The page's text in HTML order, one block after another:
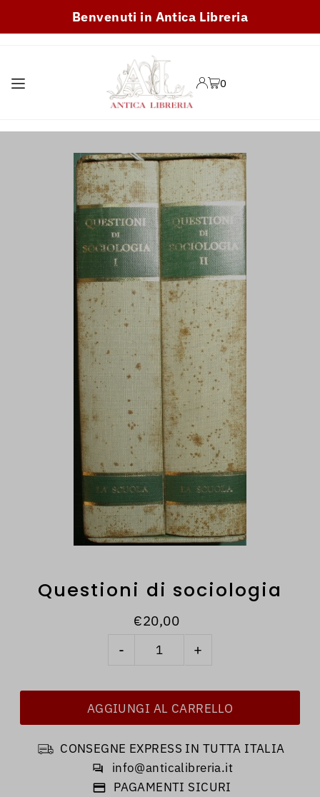
TRANSLATION MISSING:
Benvenuti in Antica Libreria
0
Questioni di sociologia
€20,00
- +
CONSEGNE EXPRESS IN TUTTA ITALIA
info@anticalibreria.it
PAGAMENTI SICURI